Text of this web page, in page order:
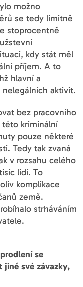
možno
se tedy limitně
stoprocentně
kdy stát měl
příjem. A to
hlavní a
nelegálních aktivit.
bez pracovního
této kriminální
pouze některé
Tedy tak zvaná
v rozsahu celého
lidí. To
komplikace
země.
strháváním
se
své závazky,